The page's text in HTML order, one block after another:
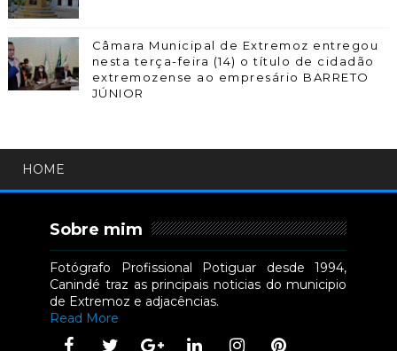
Câmara Municipal de Extremoz entregou
nesta terça-feira (14) o título de cidadão
extremozense ao empresário BARRETO
JÚNIOR
HOME
Sobre mim
Fotógrafo Profissional Potiguar desde 1994,
Canindé traz as principais noticias do municipio
de Extremoz e adjacências.
Read More